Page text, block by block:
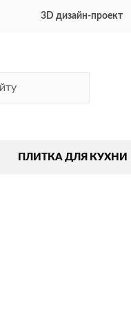
3D дизайн-проект
ПЛИТКА ДЛЯ КУХНИ